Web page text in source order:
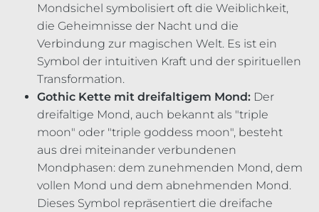
Mondsichel symbolisiert oft die Weiblichkeit,
die Geheimnisse der Nacht und die
Verbindung zur magischen Welt. Es ist ein
Symbol der intuitiven Kraft und der spirituellen
Transformation.
Gothic Kette mit dreifaltigem Mond: Der
dreifaltige Mond, auch bekannt als "triple
moon" oder "triple goddess moon", besteht
aus drei miteinander verbundenen
Mondphasen: dem zunehmenden Mond, dem
vollen Mond und dem abnehmenden Mond.
Dieses Symbol repräsentiert die dreifache